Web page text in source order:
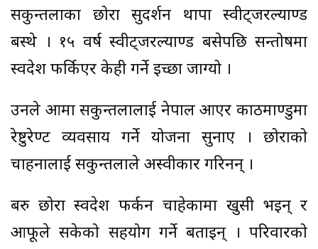
सकुन्तलाका छोरा सुदर्शन थापा स्वीट्जरल्याण्ड
बस्थे । १५ वर्ष स्वीट्जरल्याण्ड बसेपछि सन्तोषमा
स्वदेश फर्किएर केही गर्ने इच्छा जाग्यो ।
उनले आमा सकुन्तलालाई नेपाल आएर काठमाण्डुमा
रेष्टुरेण्ट व्यवसाय गर्ने योजना सुनाए । छोराको
चाहनालाई सकुन्तलाले अस्वीकार गरिनन् ।
बरु छोरा स्वदेश फर्कन चाहेकामा खुसी भइन् र
आफूले सकेको सहयोग गर्ने बताइन् । परिवारको